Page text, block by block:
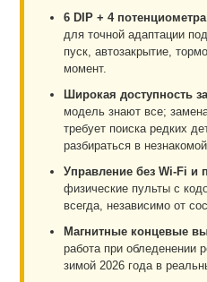
6 DIP + 4 потенциометра
для точной адаптации
пуск, автозакрытие,
момент.
Широкая доступность
модель знают все;
требует поиска редких
разбираться в
Управление без Wi-Fi и
физические пульты с
всегда, независимо от
Магнитные концевые
работа при обледенении
зимой 2026 года в